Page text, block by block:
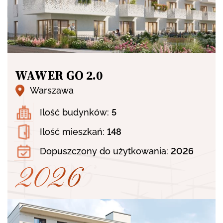
Warszawa
WAWER GO 2.0
Ilość budynków: 5
Ilość mieszkań: 148
Dopuszczony do użytkowania: 2026
2026
2026